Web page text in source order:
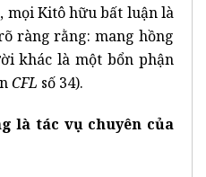
Kitô hữu bất luận là
ràng rằng: mang hồng
khác là một bổn phận
CFL số 34).
là tác vụ chuyên của